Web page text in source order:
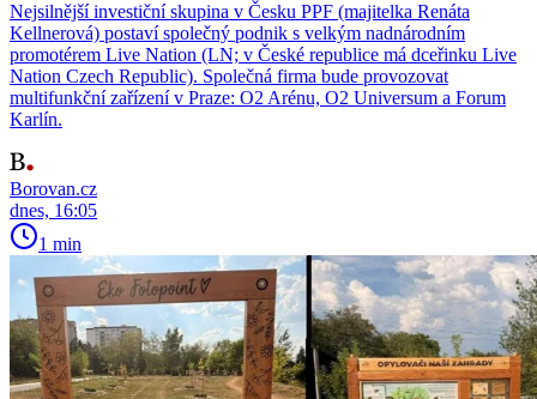
Nejsilnější investiční skupina v Česku PPF (majitelka Renáta
Kellnerová) postaví společný podnik s velkým nadnárodním
promotérem Live Nation (LN; v České republice má dceřinku Live
Nation Czech Republic). Společná firma bude provozovat
multifunkční zařízení v Praze: O2 Arénu, O2 Universum a Forum
Karlín.
Borovan.cz
dnes, 16:05
1 min